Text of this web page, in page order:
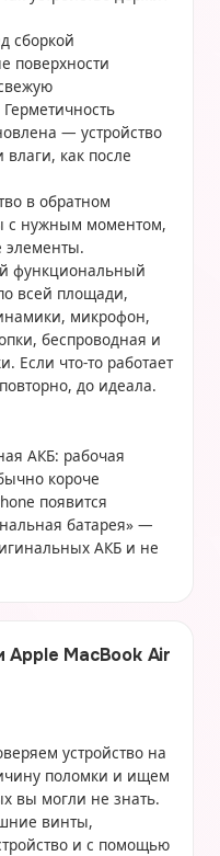
сборкой
поверхности
— устройство
как после
в обратном
с нужным моментом,
элементы.
функциональный
всей площади,
микрофон,
беспроводная и
Если что-то работает
до идеала.
АКБ: рабочая
короче
появится
батарея» —
АКБ и не
MacBook Air
устройство на
поломки и ищем
вы могли не знать.
винты,
и с помощью